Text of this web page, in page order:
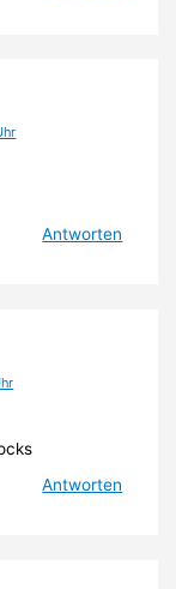
Antworten
Antworten